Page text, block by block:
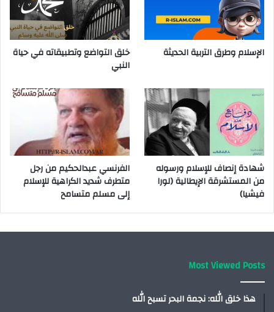
الإسلام وطرق التربية الحديثة
خلق التواضع وتطبيقاته في حياة
النبي
شهادة إنصاف للإسلام ورسوله
من المستشرقة الإيطالية (لورا
فيشيا)
الفرنسي عبدالحكيم من رجل
متطرف شديد الكراهية للإسلام
إلى مسلم متسامح
Most Viewed Posts
هذا خلق الله: نجمة البحر تسبح الله